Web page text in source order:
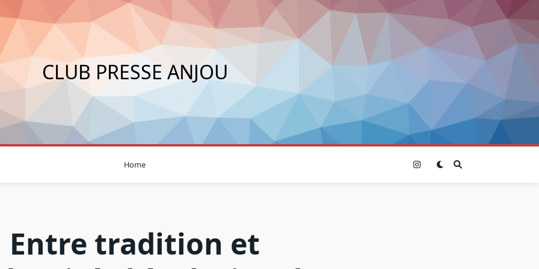
CLUB PRESSE ANJOU
Home
Entre tradition et